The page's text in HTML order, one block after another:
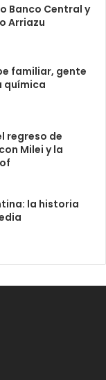
Banco Central y
Arriazu
familiar, gente
química
regreso de
Milei y la
la historia